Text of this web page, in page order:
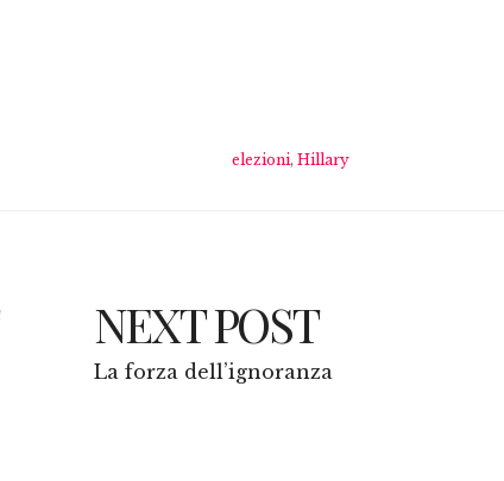
elezioni, Hillary
NEXT POST
La forza dell’ignoranza